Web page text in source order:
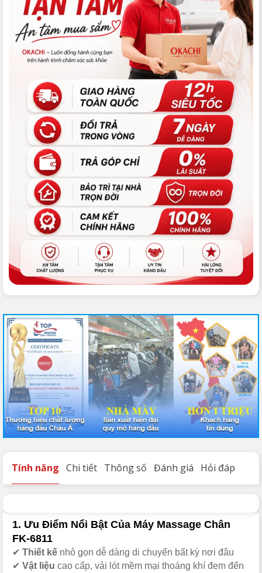
Tính năng Chi tiết Thông số Đánh giá Hỏi đáp
1. Ưu Điểm Nổi Bật Của Máy Massage Chân
FK-6811
✔ Thiết kế nhỏ gọn dễ dàng di chuyển bất kỳ nơi đâu
✔ Vật liệu cao cấp, vải lót mềm mại thoáng khí đem đến